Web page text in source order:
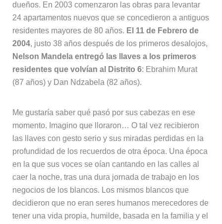
dueños. En 2003 comenzaron las obras para levantar
24 apartamentos nuevos que se concedieron a antiguos
residentes mayores de 80 años. El 11 de Febrero de
2004, justo 38 años después de los primeros desalojos,
Nelson Mandela entregó las llaves a los primeros
residentes que volvían al Distrito 6: Ebrahim Murat
(87 años) y Dan Ndzabela (82 años).
Me gustaría saber qué pasó por sus cabezas en ese
momento. Imagino que lloraron… O tal vez recibieron
las llaves con gesto serio y sus miradas perdidas en la
profundidad de los recuerdos de otra época. Una época
en la que sus voces se oían cantando en las calles al
caer la noche, tras una dura jornada de trabajo en los
negocios de los blancos. Los mismos blancos que
decidieron que no eran seres humanos merecedores de
tener una vida propia, humilde, basada en la familia y el